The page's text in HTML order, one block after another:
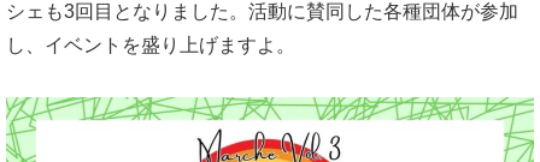
シェも3回目となりました。活動に賛同した各種団体が参加
し、イベントを盛り上げますよ。